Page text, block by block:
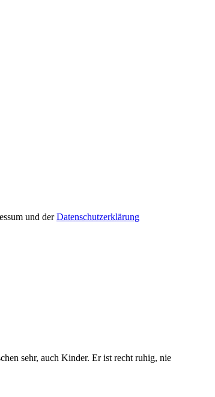
und derDatenschutzerklärung
sehr, auch Kinder. Er ist recht ruhig, nie